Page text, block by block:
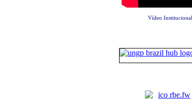
Vídeo Institucional